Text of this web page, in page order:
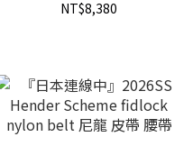
Yarn Lambswool Jersey V-
NT$8,380